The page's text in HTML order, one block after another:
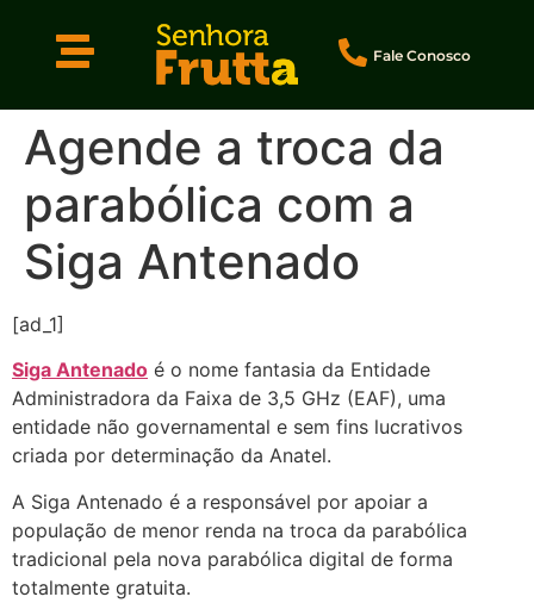
Fale Conosco
Agende a troca da
parabólica com a
Siga Antenado
[ad_1]
Siga Antenado é o nome fantasia da Entidade
Administradora da Faixa de 3,5 GHz (EAF), uma
entidade não governamental e sem fins lucrativos
criada por determinação da Anatel.
A Siga Antenado é a responsável por apoiar a
população de menor renda na troca da parabólica
tradicional pela nova parabólica digital de forma
totalmente gratuita.